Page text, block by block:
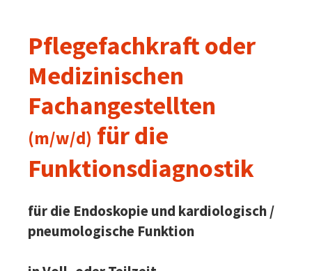
Pflegefachkraft oder
Medizinischen
Fachangestellten
(m/w/d) für die
Funktionsdiagnostik
für die Endoskopie und kardiologisch /
pneumologische Funktion